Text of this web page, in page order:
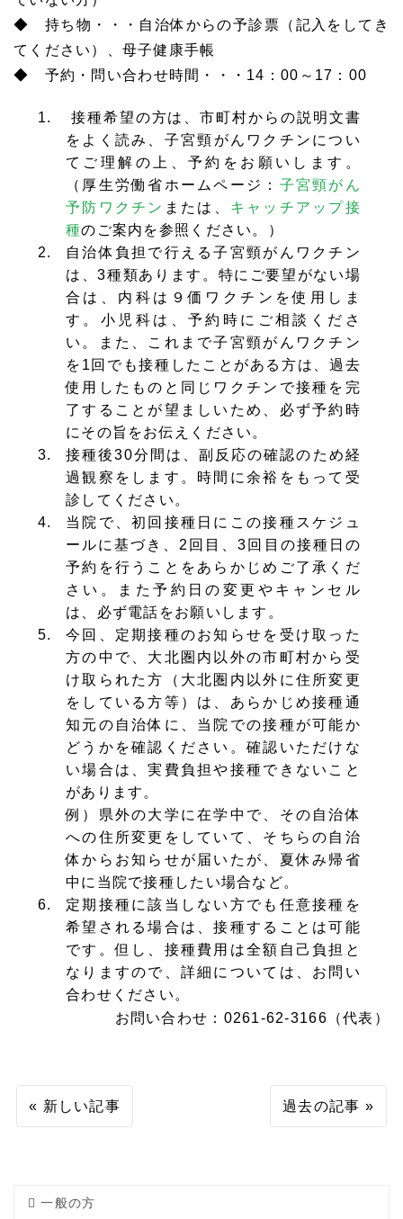
◆ 持ち物・・・自治体からの予診票（記入をしてき
てください）、母子健康手帳
◆ 予約・問い合わせ時間・・・14：00～17：00
接種希望の方は、市町村からの説明文書
をよく読み、子宮頸 がんワクチンについ
てご理解の上、予約をお願いします。
（厚生労働省ホームページ： 子宮頸がん
予防ワクチン または、 キャッチアップ接
種のご案内を参照ください。）
自治体負担で行える子宮頸がんワクチン
は、3種類あります。特にご要望がない場
合は、内科は９価ワクチンを使用しま
す。小児科は、予約時にご相談くださ
い。また、これまで子宮頸がんワクチン
を1回でも接種したことがある方は、過去
使用したものと同じワクチンで接種を完
了することが望ましいため、必ず予約時
にその旨をお伝えください。
接種後30分間は、副反応の確認のため経
過観察をします。時間に余裕をもって受
診してください。
当院で、初回接種日にこの接種スケジュ
ールに基づき、2回目、3回目の接種日の
予約を行うことをあらかじめご了承くだ
さい。また予約日の変更やキャンセル
は、必ず電話をお願いします。
今回、定期接種のお知らせを受け取った
方の中で、大北圏内以外の市町村から受
け取られた方（大北圏内以外に住所変更
をしている方等）は、あらかじめ接種通
知元の自治体に、当院での接種が可能か
どうかを確認ください。確認いただけな
い場合は、実費負担や接種できないこと
があります。
例）県外の大学に在学中で、その自治体
への住所変更をしていて、そちらの自治
体からお知らせが届いたが、夏休み帰省
中に当院で接種したい場合など。
定期接種に該当しない方でも任意接種を
希望される場合は、接種することは可能
です。但し、接種費用は全額自己負担と
なりますので、詳細については、お問い
合わせください。
お問い合わせ：0261-62-3166（代表）
新しい記事 過去の記事
一般の方